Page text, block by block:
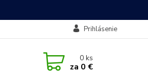
Prihlásenie
0ks
za 0 €